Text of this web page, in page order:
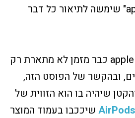
תקופה, המילה "apple" שימשה לתיאור כל דבר
חזרה לימינו. המילה apple כבר מזמן לא מתארת רק
ובהקשר של הפוסט הזה,
שיהיה בו הוא הזווית של
שיככבו בעמוד המוצר